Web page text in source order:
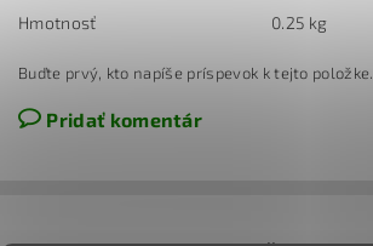
Hmotnosť 0.25 kg
Buďte prvý, kto napíše príspevok k tejto položke.
Pridať komentár